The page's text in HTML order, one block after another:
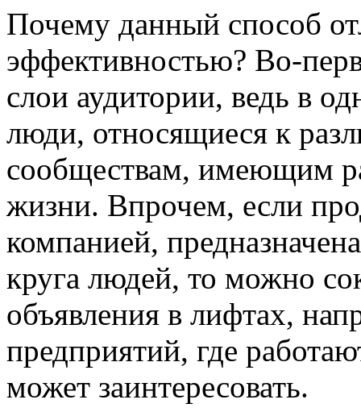
Почему данный способ
эффективностью? Во-
слои аудитории, ведь в
люди, относящиеся к
сообществам, имеющим
жизни. Впрочем, если
компанией,
круга людей, то можно
объявления в лифтах,
предприятий, где
может заинтересовать.